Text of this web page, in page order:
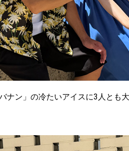
ナン」の冷たいアイスに3人とも大